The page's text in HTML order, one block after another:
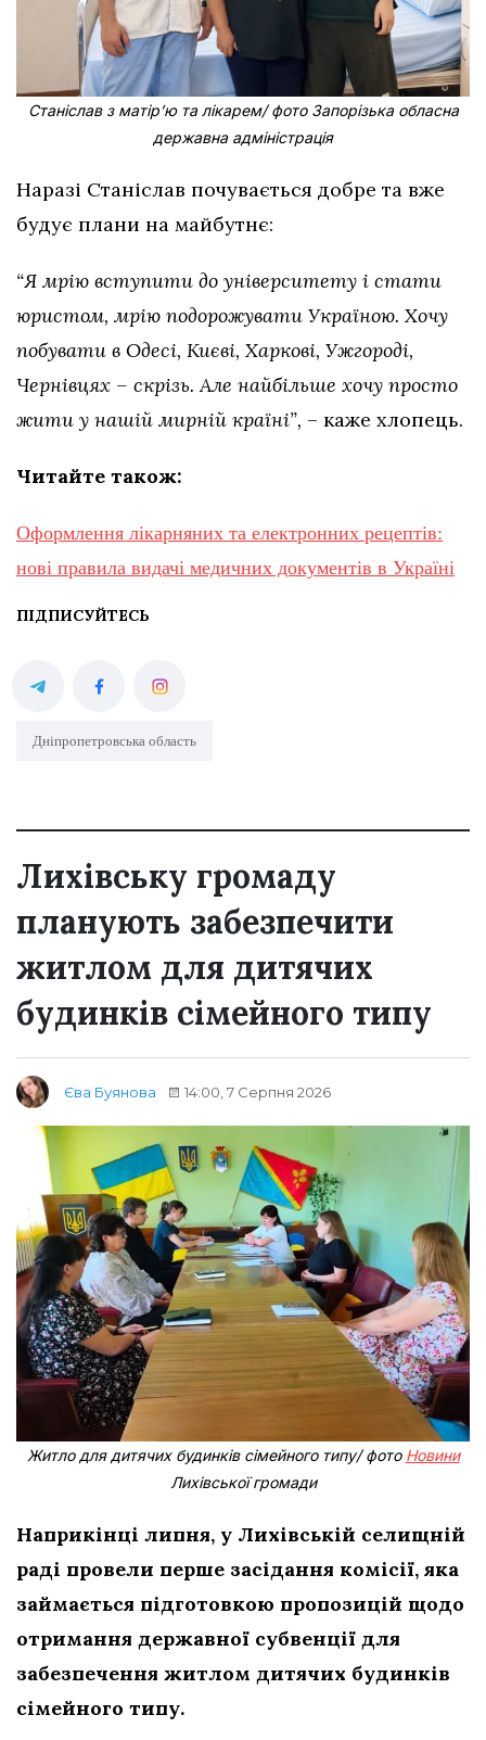
Станіслав з матірʼю та лікарем/ фото Запорізька обласна
державна адміністрація
Наразі Станіслав почувається добре та вже
будує плани на майбутнє:
“Я мрію вступити до університету і стати
юристом, мрію подорожувати Україною. Хочу
побувати в Одесі, Києві, Харкові, Ужгороді,
Чернівцях – скрізь. Але найбільше хочу просто
жити у нашій мирній країні”, – каже хлопець.
Читайте також:
Оформлення лікарняних та електронних рецептів:
нові правила видачі медичних документів в Україні
ПІДПИСУЙТЕСЬ
Дніпропетровська область
Лихівську громаду
планують забезпечити
житлом для дитячих
будинків сімейного типу
Єва Буянова 14:00, 7 Серпня 2026
Житло для дитячих будинків сімейного типу/ фото Новини
Лихівської громади
Наприкінці липня, у Лихівській селищній
раді провели перше засідання комісії, яка
займається підготовкою пропозицій щодо
отримання державної субвенції для
забезпечення житлом дитячих будинків
сімейного типу.